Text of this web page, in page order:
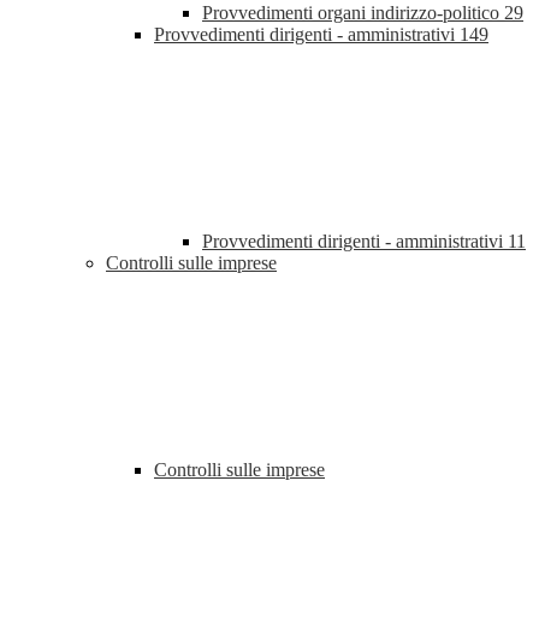
Provvedimenti organi indirizzo-politico 29
Provvedimenti dirigenti - amministrativi 149
Provvedimenti dirigenti - amministrativi 11
Controlli sulle imprese
Controlli sulle imprese